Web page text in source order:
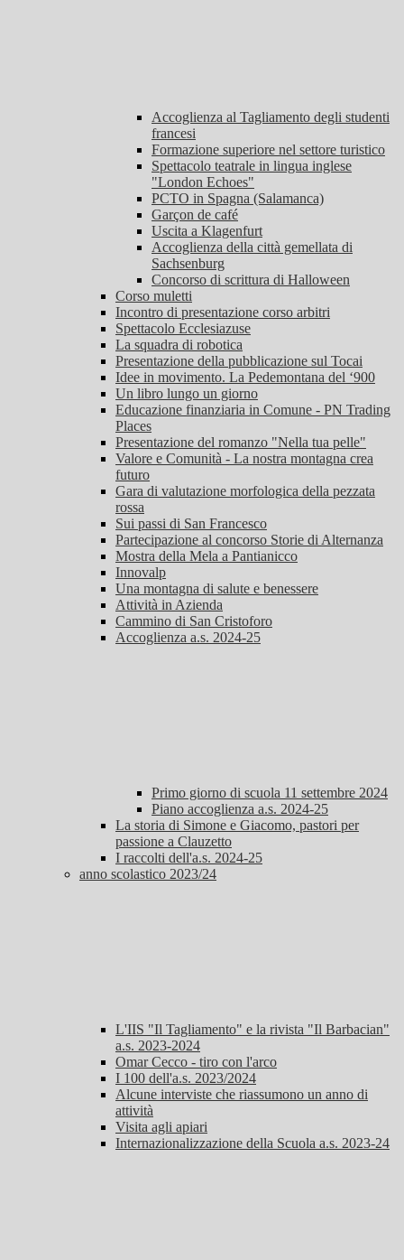
Accoglienza al Tagliamento degli studenti
francesi
Formazione superiore nel settore turistico
Spettacolo teatrale in lingua inglese
"London Echoes"
PCTO in Spagna (Salamanca)
Garçon de café
Uscita a Klagenfurt
Accoglienza della città gemellata di
Sachsenburg
Concorso di scrittura di Halloween
Corso muletti
Incontro di presentazione corso arbitri
Spettacolo Ecclesiazuse
La squadra di robotica
Presentazione della pubblicazione sul Tocai
Idee in movimento. La Pedemontana del ‘900
Un libro lungo un giorno
Educazione finanziaria in Comune - PN Trading
Places
Presentazione del romanzo "Nella tua pelle"
Valore e Comunità - La nostra montagna crea
futuro
Gara di valutazione morfologica della pezzata
rossa
Sui passi di San Francesco
Partecipazione al concorso Storie di Alternanza
Mostra della Mela a Pantianicco
Innovalp
Una montagna di salute e benessere
Attività in Azienda
Cammino di San Cristoforo
Accoglienza a.s. 2024-25
Primo giorno di scuola 11 settembre 2024
Piano accoglienza a.s. 2024-25
La storia di Simone e Giacomo, pastori per
passione a Clauzetto
I raccolti dell'a.s. 2024-25
anno scolastico 2023/24
L'IIS "Il Tagliamento" e la rivista "Il Barbacian"
a.s. 2023-2024
Omar Cecco - tiro con l'arco
I 100 dell'a.s. 2023/2024
Alcune interviste che riassumono un anno di
attività
Visita agli apiari
Internazionalizzazione della Scuola a.s. 2023-24